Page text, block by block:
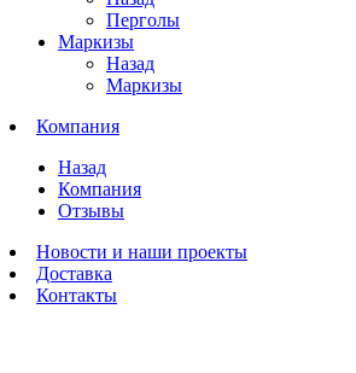
Перголы
Маркизы
Назад
Маркизы
Компания
Назад
Компания
Отзывы
Новости и наши проекты
Доставка
Контакты